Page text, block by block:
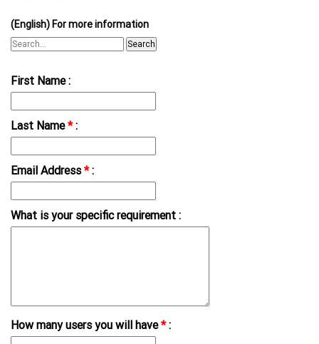
(English) For more information
Search
First Name :
Last Name*:
Email Address*:
What is your specific requirement :
How many users you will have*: